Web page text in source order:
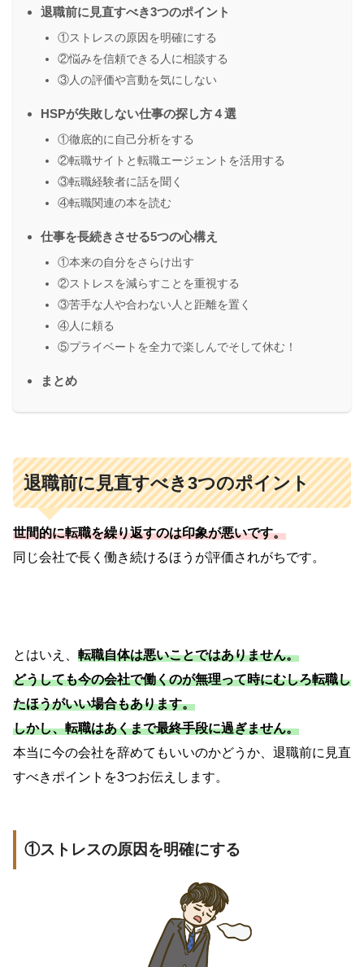
退職前に見直すべき3つのポイント
①ストレスの原因を明確にする
②悩みを信頼できる人に相談する
③人の評価や言動を気にしない
HSPが失敗しない仕事の探し方４選
①徹底的に自己分析をする
②転職サイトと転職エージェントを活用する
③転職経験者に話を聞く
④転職関連の本を読む
仕事を長続きさせる5つの心構え
①本来の自分をさらけ出す
②ストレスを減らすことを重視する
③苦手な人や合わない人と距離を置く
④人に頼る
⑤プライベートを全力で楽しんでそして休む！
まとめ
退職前に見直すべき3つのポイント
世間的に転職を繰り返すのは印象が悪いです。
同じ会社で長く働き続けるほうが評価されがちです。
とはいえ、 転職自体は悪いことではありません。
どうしても今の会社で働くのが無理って時にむしろ転職し
たほうがいい場合もあります。
しかし、転職はあくまで最終手段に過ぎません。
本当に今の会社を辞めてもいいのかどうか、退職前に見直
すべきポイントを3つお伝えします。
①ストレスの原因を明確にする